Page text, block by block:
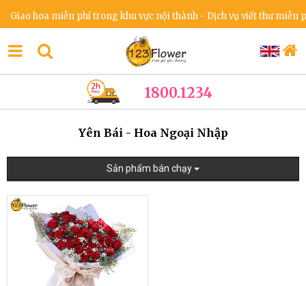
hoa miễn phí trong khu vực nội thành - Dịch vụ viết thư miễn
1800.1234
Yên Bái - Hoa Ngoại Nhập
Sản phẩm bán chạy